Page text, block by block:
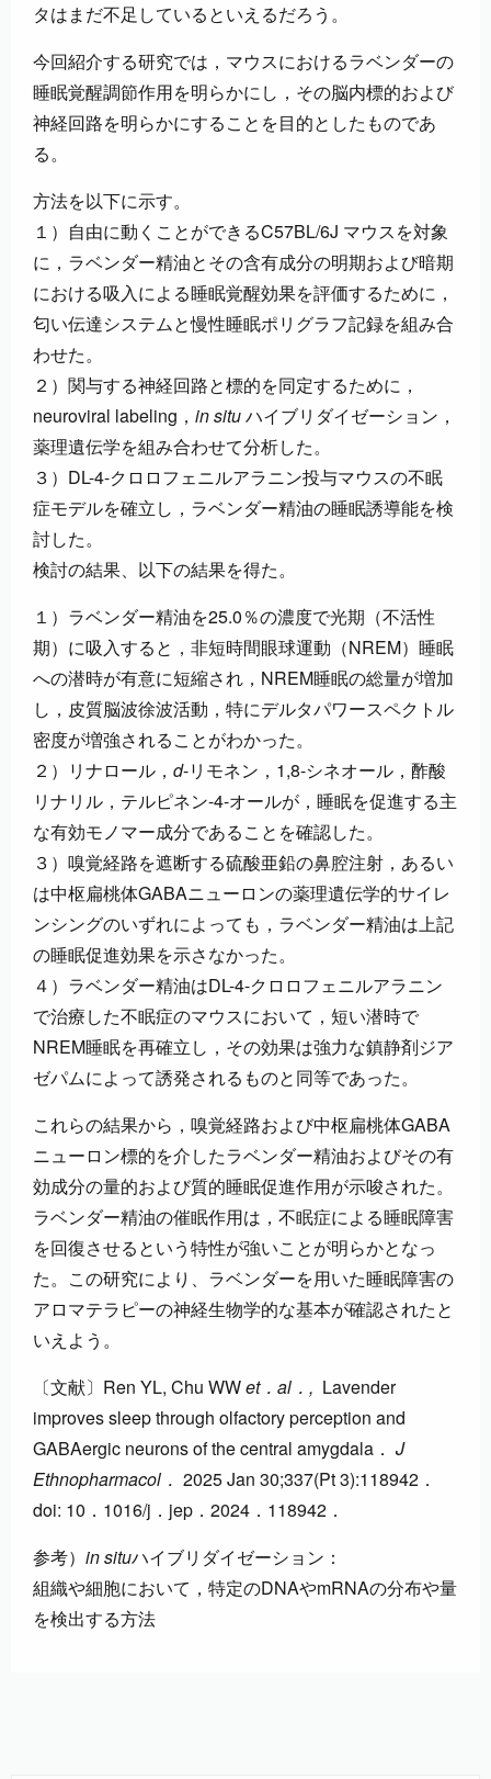
タはまだ不足しているといえるだろう。
今回紹介する研究では，マウスにおけるラベンダーの
睡眠覚醒調節作用を明らかにし，その脳内標的および
神経回路を明らかにすることを目的としたものであ
る。
方法を以下に示す。
１）自由に動くことができるC57BL/6J マウスを対象
に，ラベンダー精油とその含有成分の明期および暗期
における吸入による睡眠覚醒効果を評価するために，
匂い伝達システムと慢性睡眠ポリグラフ記録を組み合
わせた。
２）関与する神経回路と標的を同定するために，
neuroviral labeling， in situハイブリダイゼーション，
薬理遺伝学を組み合わせて分析した。
３）DL-4-クロロフェニルアラニン投与マウスの不眠
症モデルを確立し，ラベンダー精油の睡眠誘導能を検
討した。
検討の結果、以下の結果を得た。
１）ラベンダー精油を25.0％の濃度で光期（不活性
期）に吸入すると，非短時間眼球運動（NREM）睡眠
への潜時が有意に短縮され，NREM睡眠の総量が増加
し，皮質脳波徐波活動，特にデルタパワースペクトル
密度が増強されることがわかった。
２）リナロール， d-リモネン，1,8-シネオール，酢酸
リナリル，テルピネン-4-オールが，睡眠を促進する主
な有効モノマー成分であることを確認した。
３）嗅覚経路を遮断する硫酸亜鉛の鼻腔注射，あるい
は中枢扁桃体GABAニューロンの薬理遺伝学的サイレ
ンシングのいずれによっても，ラベンダー精油は上記
の睡眠促進効果を示さなかった。
４）ラベンダー精油はDL-4-クロロフェニルアラニン
で治療した不眠症のマウスにおいて，短い潜時で
NREM睡眠を再確立し，その効果は強力な鎮静剤ジア
ゼパムによって誘発されるものと同等であった。
これらの結果から，嗅覚経路および中枢扁桃体GABA
ニューロン標的を介したラベンダー精油およびその有
効成分の量的および質的睡眠促進作用が示唆された。
ラベンダー精油の催眠作用は，不眠症による睡眠障害
を回復させるという特性が強いことが明らかとなっ
た。この研究により、ラベンダーを用いた睡眠障害の
アロマテラピーの神経生物学的な基本が確認されたと
いえよう。
〔文献〕Ren YL, Chu WWet．al．, Lavender
improves sleep through olfactory perception and
GABAergic neurons of the central amygdala． J
Ethnopharmacol． 2025 Jan 30;337(Pt 3):118942．
doi: 10．1016/j．jep．2024．118942．
参考） in situハイブリダイゼーション：
組織や細胞において，特定のDNAやmRNAの分布や量
を検出する方法